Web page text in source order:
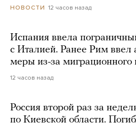
НОВОСТИ 12 часов назад
Испания ввела
с Италией. Ранее Рим ввел
меры из-за миграционного
12 часов назад
Россия второй раз за
по Киевской области.